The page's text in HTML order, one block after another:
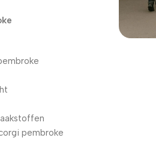
pembroke